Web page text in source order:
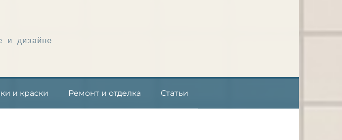
и дизайне
и краски Ремонт и отделка Статьи